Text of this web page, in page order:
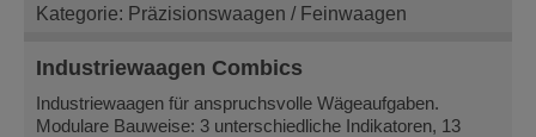
Kategorie: Präzisionswaagen / Feinwaagen
Industriewaagen Combics
Industriewaagen für anspruchsvolle Wägeaufgaben.
Modulare Bauweise: 3 unterschiedliche Indikatoren, 13